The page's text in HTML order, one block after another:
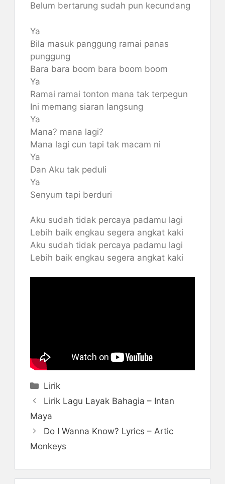
Belum bertarung sudah pun kecundang
Ya
Bila masuk panggung ramai panas
punggung
Bara bara boom bara boom boom
Ya
Ramai ramai tonton mana tak terpegun
Ini memang siaran langsung
Ya
Mana? mana lagi?
Mana lagi cun tapi tak macam ni
Ya
Dan Aku tak peduli
Ya
Senyum tapi berduri
Aku sudah tidak percaya padamu lagi
Lebih baik engkau segera angkat kaki
Aku sudah tidak percaya padamu lagi
Lebih baik engkau segera angkat kaki
Categories
Lirik
Lirik Lagu Layak Bahagia – Intan
Maya
Do I Wanna Know? Lyrics – Artic
Monkeys